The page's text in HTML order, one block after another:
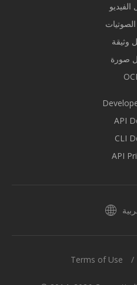
الفيديو
وثيقة
صورة
API
CLI
API
Terms of Use